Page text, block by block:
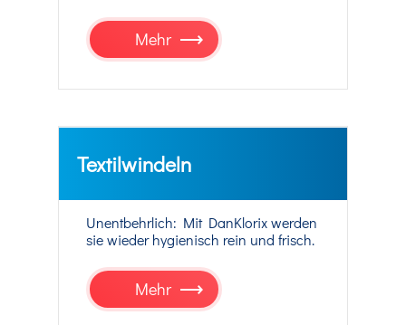
Mehr
Textilwindeln
Unentbehrlich: Mit DanKlorix werden
sie wieder hygienisch rein und frisch.
Mehr